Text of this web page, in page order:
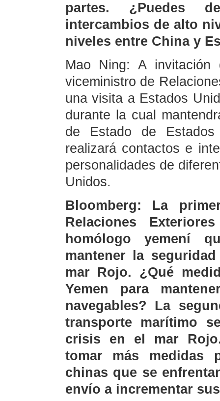
partes. ¿Puedes
intercambios de alto
niveles entre China y
Mao Ning: A invitación
viceministro de
una visita a Estados
durante la cual
de Estado de
realizará contactos e
personalidades de
Unidos.
Bloomberg: La
Relaciones
homólogo yemení
mantener la
mar Rojo. ¿Qué
Yemen para
navegables? La
transporte marítimo
crisis en el mar
tomar más medidas
chinas que se
envío a incrementar